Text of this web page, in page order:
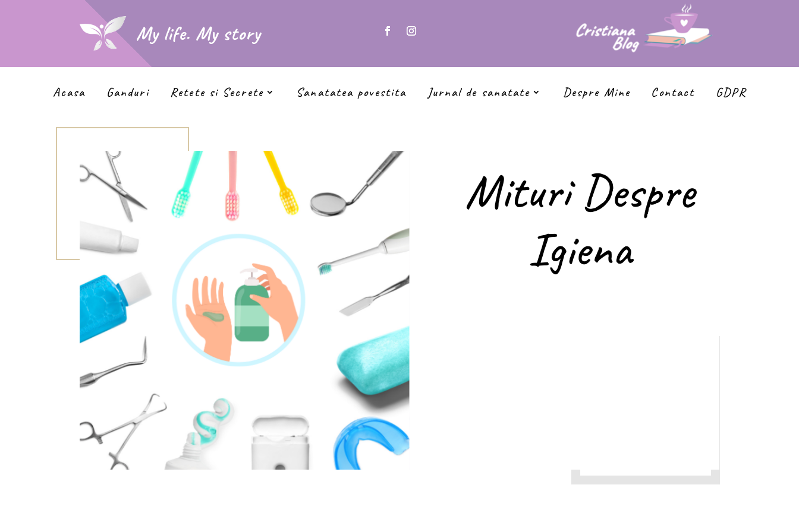
My life. My story
Acasa Ganduri Retete si Secrete Sanatatea povestita Jurnal de sanatate Despre Mine Contact GDPR
Mituri Despre
Igiena